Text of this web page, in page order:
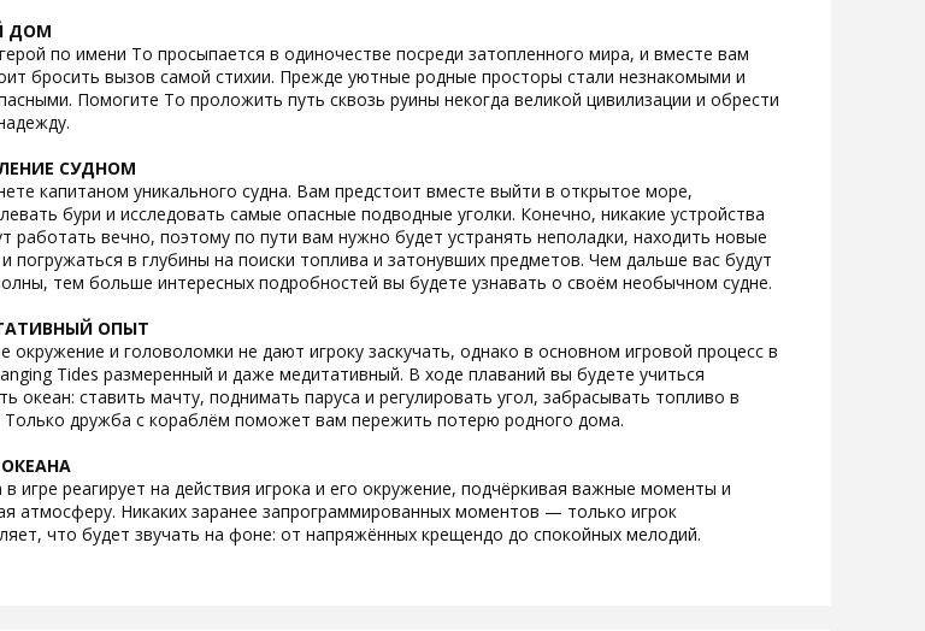
ДОМ
по имени То просыпается в одиночестве посреди затопленного мира, и вместе вам
бросить вызов самой стихии. Прежде уютные родные просторы стали незнакомыми и
Помогите То проложить путь сквозь руины некогда великой цивилизации и обрести
СУДНОМ
капитаном уникального судна. Вам предстоит вместе выйти в открытое море,
бури и исследовать самые опасные подводные уголки. Конечно, никакие устройства
работать вечно, поэтому по пути вам нужно будет устранять неполадки, находить новые
погружаться в глубины на поиски топлива и затонувших предметов. Чем дальше вас будут
тем больше интересных подробностей вы будете узнавать о своём необычном судне.
ОПЫТ
окружение и головоломки не дают игроку заскучать, однако в основном игровой процесс в
Tides размеренный и даже медитативный. В ходе плаваний вы будете учиться
океан: ставить мачту, поднимать паруса и регулировать угол, забрасывать топливо в
Только дружба с кораблём поможет вам пережить потерю родного дома.
игре реагирует на действия игрока и его окружение, подчёркивая важные моменты и
атмосферу. Никаких заранее запрограммированных моментов — только игрок
что будет звучать на фоне: от напряжённых крещендо до спокойных мелодий.